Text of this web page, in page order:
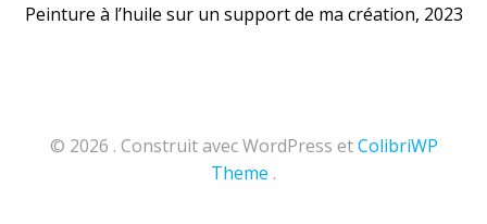
Peinture à l’huile sur un support de ma création, 2023
© 2026 . Construit avec WordPress etColibriWP
Theme .